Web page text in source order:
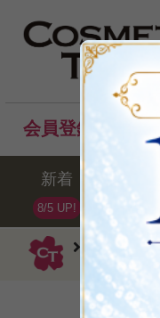
ラロッシ
会員登録後のお
新着
8/5 UP!